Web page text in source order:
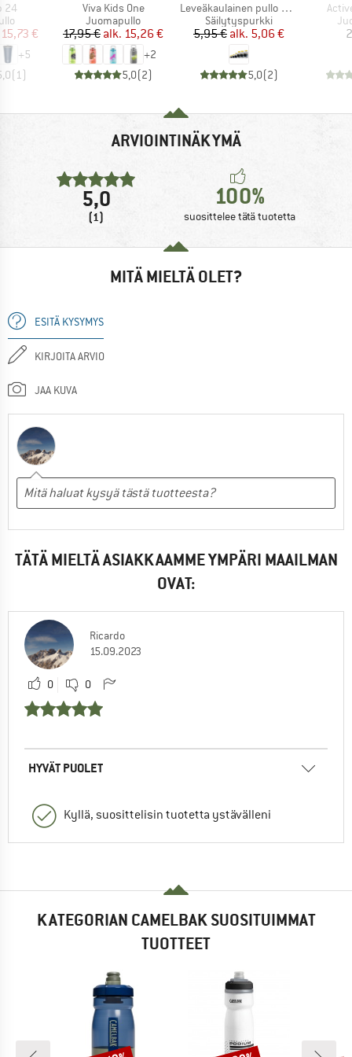
24
hinta
15,73 €
+5
(1)
Tuote
Viva Kids One
Tuoteryhmä
Juomapullo
Hinta
17,95 € Alennettu hinta
alk. 15,26 €
+2
5,0(2)
Tuote
Leveäkaulainen pullo Pyöreä
Tuoteryhmä
Säilytyspurkki
Hinta
5,95 € Alennettu hinta
alk. 5,06 €
5,0(2)
Tuote
ARVIOINTINÄKYMÄ
5,0
(1)
100%
suosittelee tätä tuotetta
MITÄ MIELTÄ OLET?
ESITÄ KYSYMYS
KIRJOITA ARVIO
JAA KUVA
TÄTÄ MIELTÄ ASIAKKAAMME YMPÄRI MAAILMAN
OVAT:
Ricardo
15.09.2023
0 0
HYVÄT PUOLET
Kyllä, suosittelisin tuotetta ystävälleni
KATEGORIAN CAMELBAK SUOSITUIMMAT
TUOTTEET